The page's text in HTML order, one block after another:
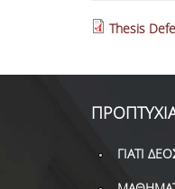
Thesis
ΓΙΑΤΙ